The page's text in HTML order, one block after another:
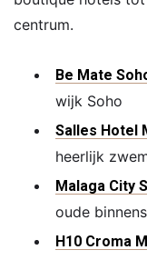
centrum.
Be Mate
wijk Soho
Salles Hotel
heerlijk
Malaga City
oude
H10 Croma